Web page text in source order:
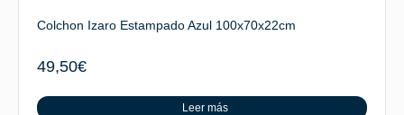
Colchon Izaro Estampado Azul 100x70x22cm
49,50€
Leer más